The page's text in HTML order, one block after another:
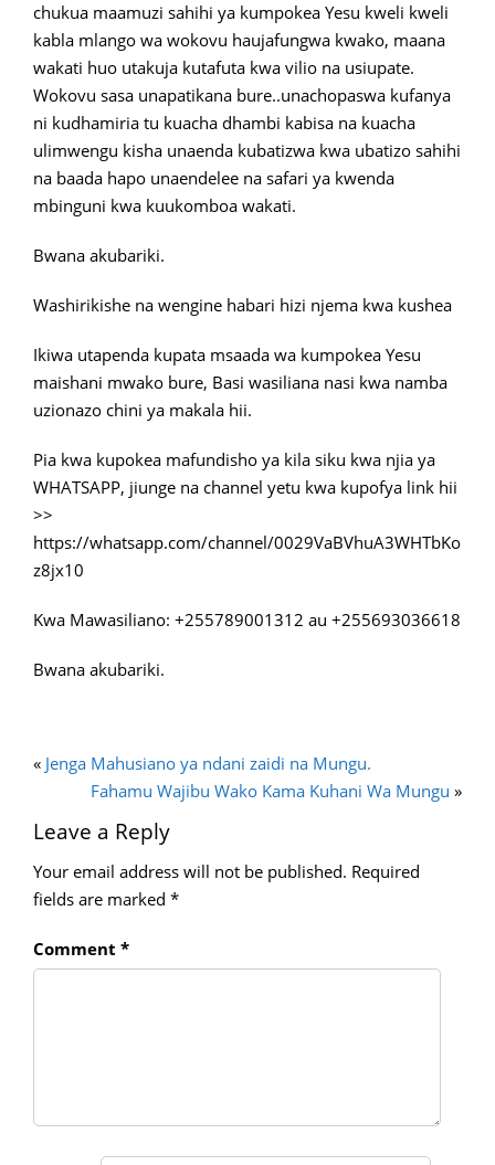
chukua maamuzi sahihi ya kumpokea Yesu kweli kweli
kabla mlango wa wokovu haujafungwa kwako, maana
wakati huo utakuja kutafuta kwa vilio na usiupate.
Wokovu sasa unapatikana bure..unachopaswa kufanya
ni kudhamiria tu kuacha dhambi kabisa na kuacha
ulimwengu kisha unaenda kubatizwa kwa ubatizo sahihi
na baada hapo unaendelee na safari ya kwenda
mbinguni kwa kuukomboa wakati.
Bwana akubariki.
Washirikishe na wengine habari hizi njema kwa kushea
Ikiwa utapenda kupata msaada wa kumpokea Yesu
maishani mwako bure, Basi wasiliana nasi kwa namba
uzionazo chini ya makala hii.
Pia kwa kupokea mafundisho ya kila siku kwa njia ya
WHATSAPP, jiunge na channel yetu kwa kupofya link hii
>>
https://whatsapp.com/channel/0029VaBVhuA3WHTbKo
z8jx10
Kwa Mawasiliano: +255789001312 au +255693036618
Bwana akubariki.
« Jenga Mahusiano ya ndani zaidi na Mungu.
Fahamu Wajibu Wako Kama Kuhani Wa Mungu »
Leave a Reply
Your email address will not be published. Required
fields are marked *
Comment *